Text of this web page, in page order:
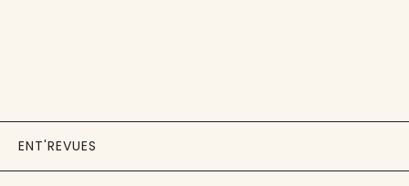
ENT'REVUES